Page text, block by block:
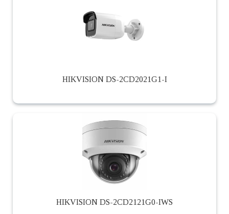
HIKVISION DS-2CD2021G1-I
HIKVISION DS-2CD2121G0-IWS